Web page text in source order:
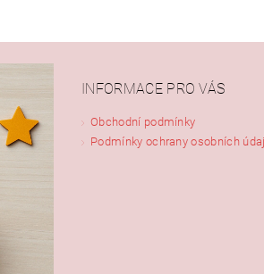
INFORMACE PRO VÁS
Obchodní podmínky
Podmínky ochrany osobních